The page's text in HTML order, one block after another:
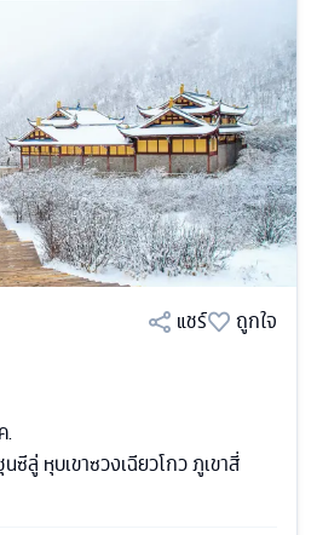
แชร์
ถูกใจ
.
ลู่ หุบเขาซวงเฉียวโกว ภูเขาสี่